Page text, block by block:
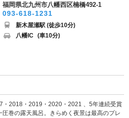
福岡県北九州市八幡西区楠橋492-1
093-618-1231
新木屋瀬駅 (徒歩10分)
八幡IC (車10分)
・2018・2019・2020・2021 、5年連続受賞
巻の露天風呂。きらめく夜景は最高のプレ